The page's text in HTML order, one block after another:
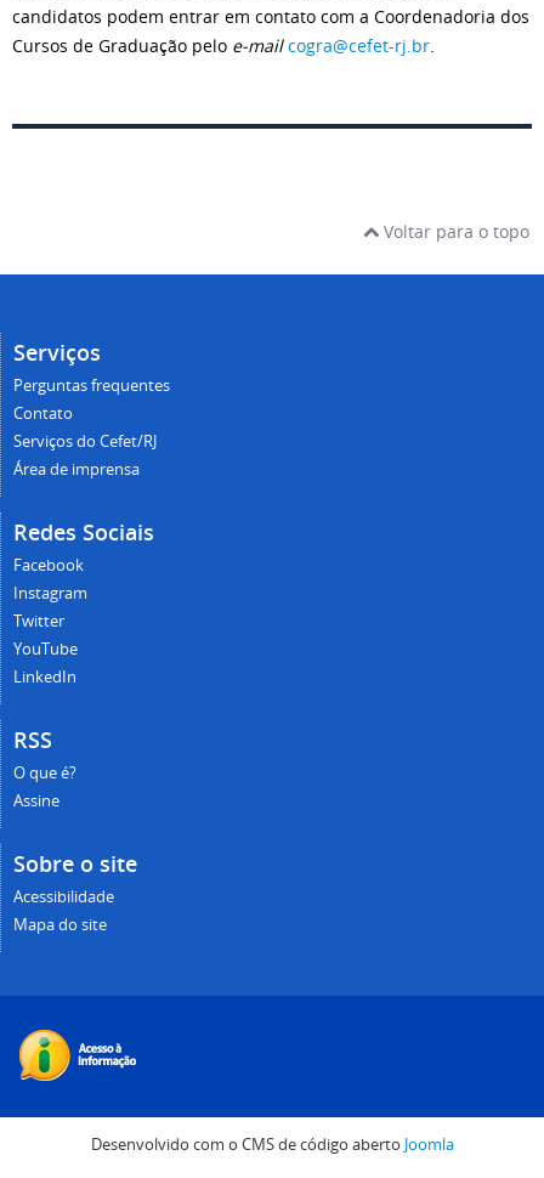
candidatos podem entrar em contato com a Coordenadoria dos
Cursos de Graduação pelo e-mail cogra@cefet-rj.br.
Voltar para o topo
Serviços
Perguntas frequentes
Contato
Serviços do Cefet/RJ
Área de imprensa
Redes Sociais
Facebook
Instagram
Twitter
YouTube
LinkedIn
RSS
O que é?
Assine
Sobre o site
Acessibilidade
Mapa do site
Desenvolvido com o CMS de código aberto Joomla